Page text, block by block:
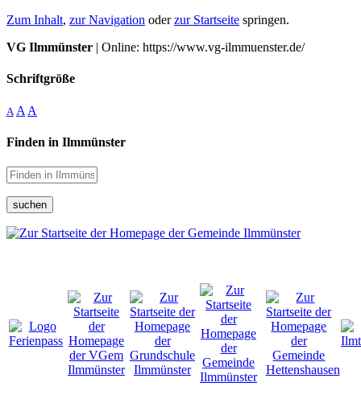
Zum Inhalt, zur Navigation oderzur Startseite springen.
VG Ilmmünster | Online: https://www.vg-ilmmuenster.de/
Schriftgröße
A A A
Finden in Ilmmünster
suchen